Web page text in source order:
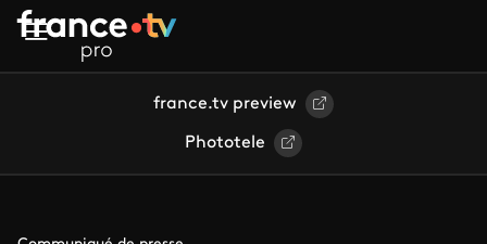
Aller au contenu principal
france.tv preview
Phototele